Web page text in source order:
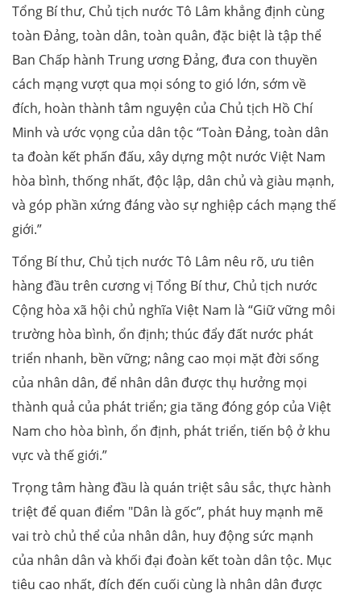
Tổng Bí thư, Chủ tịch nước Tô Lâm khẳng định cùng
toàn Đảng, toàn dân, toàn quân, đặc biệt là tập thể
Ban Chấp hành Trung ương Đảng, đưa con thuyền
cách mạng vượt qua mọi sóng to gió lớn, sớm về
đích, hoàn thành tâm nguyện của Chủ tịch Hồ Chí
Minh và ước vọng của dân tộc “Toàn Đảng, toàn dân
ta đoàn kết phấn đấu, xây dựng một nước Việt Nam
hòa bình, thống nhất, độc lập, dân chủ và giàu mạnh,
và góp phần xứng đáng vào sự nghiệp cách mạng thế
giới.”
Tổng Bí thư, Chủ tịch nước Tô Lâm nêu rõ, ưu tiên
hàng đầu trên cương vị Tổng Bí thư, Chủ tịch nước
Cộng hòa xã hội chủ nghĩa Việt Nam là “Giữ vững môi
trường hòa bình, ổn định; thúc đẩy đất nước phát
triển nhanh, bền vững; nâng cao mọi mặt đời sống
của nhân dân, để nhân dân được thụ hưởng mọi
thành quả của phát triển; gia tăng đóng góp của Việt
Nam cho hòa bình, ổn định, phát triển, tiến bộ ở khu
vực và thế giới.”
Trọng tâm hàng đầu là quán triệt sâu sắc, thực hành
triệt để quan điểm "Dân là gốc”, phát huy mạnh mẽ
vai trò chủ thể của nhân dân, huy động sức mạnh
của nhân dân và khối đại đoàn kết toàn dân tộc. Mục
tiêu cao nhất, đích đến cuối cùng là nhân dân được